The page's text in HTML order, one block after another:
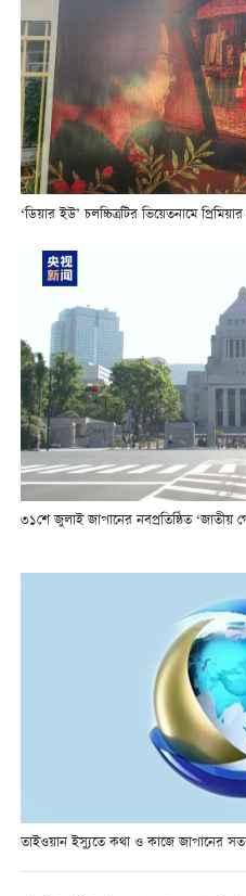
‘ডিয়ার ইউ’ চলচ্চিত্রটির ভিয়েতনামে
৩১শে জুলাই জাপানের নবপ্রতিষ্ঠিত ‘জাতীয়
তাইওয়ান ইস্যুতে কথা ও কাজে জাপানের